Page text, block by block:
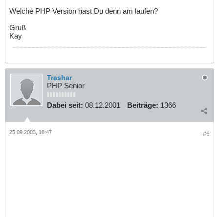
Welche PHP Version hast Du denn am laufen?
Gruß
Kay
Trashar
PHP Senior
Dabei seit: 08.12.2001 Beiträge: 1366
#6
25.09.2003, 18:47